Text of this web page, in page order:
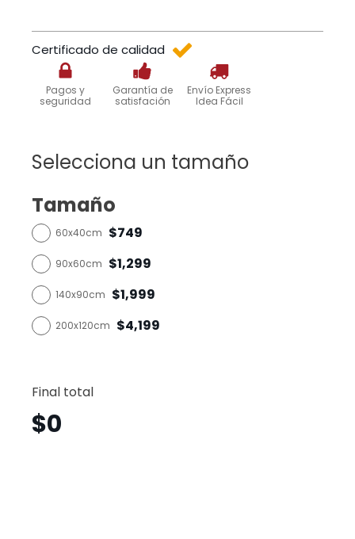
Certificado de calidad
Pagos y
seguridad
Garantía de
satisfación
Envío Express
Idea Fácil
Selecciona un tamaño
Tamaño
60x40cm $749
90x60cm $1,299
140x90cm $1,999
200x120cm $4,199
Final total
$0